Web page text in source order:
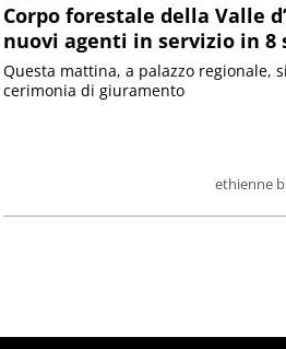
Corpo forestale della Valle
nuovi agenti in servizio in 8
ethienne
Questa mattina, a palazzo regionale,
cerimonia di giuramento